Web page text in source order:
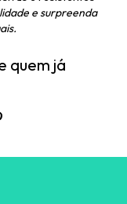
e surpreenda
quem já